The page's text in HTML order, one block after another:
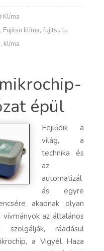
Klíma
, Fujitsu klíma,fujitsu lu
, klíma
épül
Fejlődik a
világ, a
technika és
az
automatizál
ás egyre
akadnak olyan
az általános
ráadásul
a Vigyél Haza